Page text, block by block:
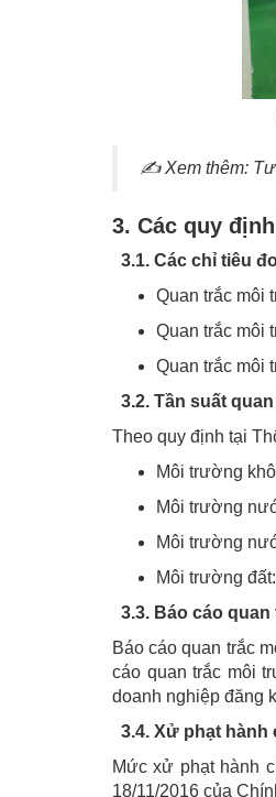
✍ Xem thêm: Tư
3. Các quy
3.1. Các chỉ tiêu
Quan trắc môi
Quan trắc môi
Quan trắc môi
3.2. Tần suất
Theo quy định tại
Môi trường
Môi trường
Môi trường
Môi trường
3.3. Báo cáo
Báo cáo quan trắc
cáo quan trắc môi
doanh nghiệp đăng
3.4. Xử phạt hành
Mức xử phạt hành
18/11/2016 của